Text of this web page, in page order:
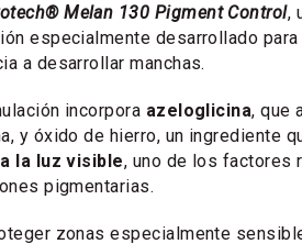
Melan 130 Pigment Control,
especialmente desarrollado
a desarrollar manchas.
incorpora azeloglicina, que
y óxido de hierro, un ingrediente
la luz visible, uno de los factores
pigmentarias.
zonas especialmente